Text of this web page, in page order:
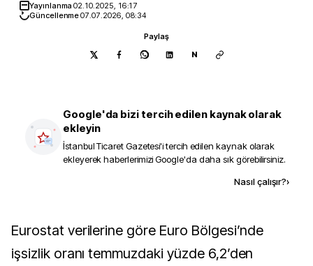
Yayınlanma02.10.2025, 16:17
Güncellenme07.07.2026, 08:34
Paylaş
N
Google'da bizi tercih edilen kaynak olarak
ekleyin
İstanbul Ticaret Gazetesi'i tercih edilen kaynak olarak
ekleyerek haberlerimizi Google'da daha sık görebilirsiniz.
Nasıl çalışır?›
Eurostat verilerine göre Euro Bölgesi’nde
işsizlik oranı temmuzdaki yüzde 6,2’den